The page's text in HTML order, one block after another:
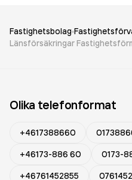
Fastighetsbolag
Länsförsäkringar
Olika telefonformat
+4617388660
+46173-886 60
0173-
+46761452855